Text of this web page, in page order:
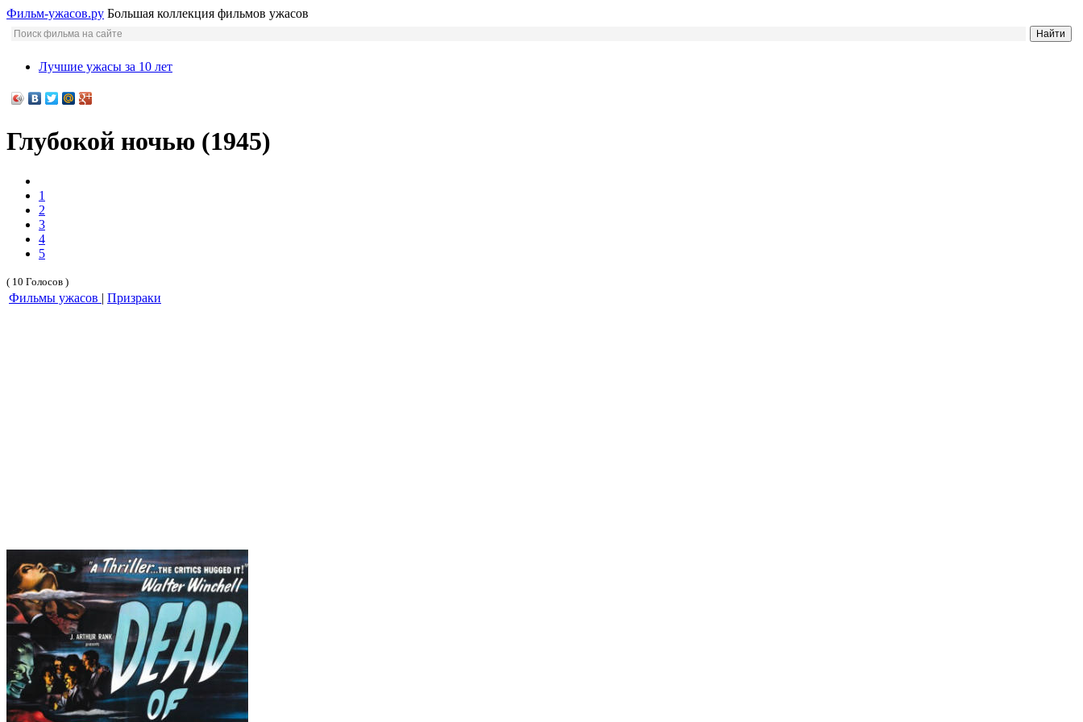
Фильм-ужасов.ру Большая коллекция фильмов ужасов
Лучшие ужасы за 10 лет
Глубокой ночью (1945)
1
2
3
4
5
( 10 Голосов )
Фильмы ужасов | Призраки